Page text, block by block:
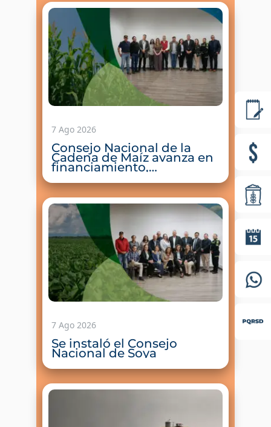
7 Ago 2026
Consejo Nacional de la
Cadena de Maíz avanza en
financiamiento,
productividad y
fortalecimiento del sector
7 Ago 2026
Se instaló el Consejo
Nacional de Soya